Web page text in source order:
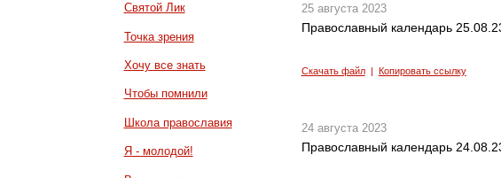
Святой Лик
Точка зрения
Хочу все знать
Чтобы помнили
Школа православия
Я - молодой!
25 августа 2023
Православный календарь
Скачать файл| Копировать ссылку
24 августа 2023
Православный календарь